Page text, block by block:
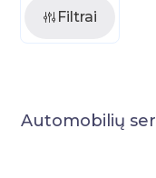
Filtrai
Automobilių